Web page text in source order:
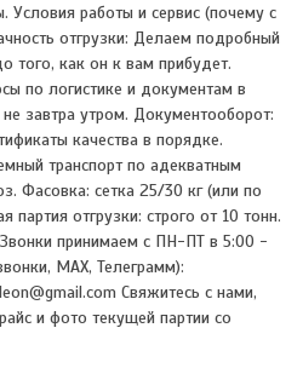
Условия работы и сервис (почему с
отгрузки: Делаем подробный
того, как он к вам прибудет.
по логистике и документам в
завтра утром. Документооборот:
качества в порядке.
транспорт по адекватным
Фасовка: сетка 25/30 кг (или по
отгрузки: строго от 10 тонн.
Звонки принимаем с ПН-ПТ в 5:00 -
MAX, Телеграмм):
Свяжитесь с нами,
и фото текущей партии со